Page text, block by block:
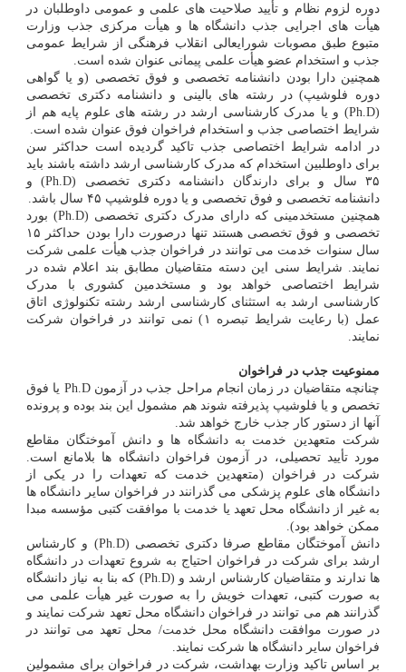
دوره لزوم نظام و تأیید صلاحیت های علمی و عمومی داوطلبان در
هیأت های اجرایی جذب دانشگاه ها و هیأت مرکزی جذب وزارت
متبوع طبق مصوبات شورایعالی انقلاب فرهنگی از شرایط عمومی
جذب و استخدام عضو هیأت علمی پیمانی عنوان شده است.
همچنین دارا بودن دانشنامه تخصصی و فوق تخصصی (و یا گواهی
دوره فلوشیپ) در رشته های بالینی و دانشنامه دکتری تخصصی
(Ph.D) و یا مدرک کارشناسی ارشد در رشته های علوم پایه هم از
شرایط اختصاصی جذب و استخدام فراخوان فوق عنوان شده است.
در ادامه شرایط اختصاصی جذب تاکید گردیده است حداکثر سن
برای داوطلبین استخدام که مدرک کارشناسی ارشد داشته باشند باید
۳۵ سال و برای دارندگان دانشنامه دکتری تخصصی (Ph.D) و
دانشنامه تخصصی و فوق تخصصی و یا دوره فلوشیپ ۴۵ سال باشد.
همچنین مستخدمینی که دارای مدرک دکتری تخصصی (Ph.D) بورد
تخصصی و فوق تخصصی هستند تنها درصورت دارا بودن حداکثر ۱۵
سال سنوات خدمت می توانند در فراخوان جذب هیأت علمی شرکت
نمایند. شرایط سنی این دسته متقاضیان مطابق بند اعلام شده در
شرایط اختصاصی خواهد بود و مستخدمین کشوری با مدرک
کارشناسی ارشد به استثنای کارشناسی ارشد رشته تکنولوژی اتاق
عمل (با رعایت شرایط تبصره ۱) نمی توانند در فراخوان شرکت
نمایند.
ممنوعیت جذب در فراخوان
چنانچه متقاضیان در زمان انجام مراحل جذب در آزمون Ph.D یا فوق
تخصص و یا فلوشیپ پذیرفته شوند هم مشمول این بند بوده و پرونده
آنها از دستور کار جذب خارج خواهد شد.
شرکت متعهدین خدمت به دانشگاه ها و دانش آموختگان مقاطع
مورد تأیید تحصیلی، در آزمون فراخوان دانشگاه ها بلامانع است.
شرکت در فراخوان (متعهدین خدمت که تعهدات را در یکی از
دانشگاه های علوم پزشکی می گذرانند در فراخوان سایر دانشگاه ها
به غیر از دانشگاه محل تعهد یا خدمت با موافقت کتبی مؤسسه مبدا
ممکن خواهد بود).
دانش آموختگان مقاطع صرفا دکتری تخصصی (Ph.D) و کارشناس
ارشد برای شرکت در فراخوان احتیاج به شروع تعهدات در دانشگاه
ها ندارند و متقاضیان کارشناس ارشد و (Ph.D) که بنا به نیاز دانشگاه
به صورت کتبی، تعهدات خویش را به صورت غیر هیأت علمی می
گذرانند هم می توانند در فراخوان دانشگاه محل تعهد شرکت نمایند و
در صورت موافقت دانشگاه محل خدمت/ محل تعهد می توانند در
فراخوان سایر دانشگاه ها شرکت نمایند.
بر اساس تاکید وزارت بهداشت، شرکت در فراخوان برای مشمولین